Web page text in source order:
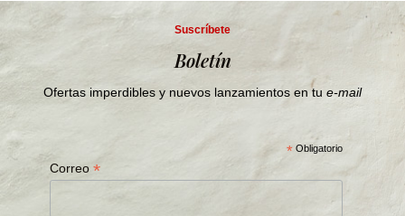
Suscríbete
Boletín
Ofertas imperdibles y nuevos lanzamientos en tu e-mail
* Obligatorio
Correo*